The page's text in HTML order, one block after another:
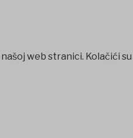
web stranici. Kolačići